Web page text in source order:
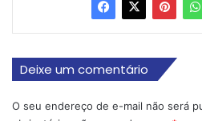
Deixe um comentário
O seu endereço de e-mail não será